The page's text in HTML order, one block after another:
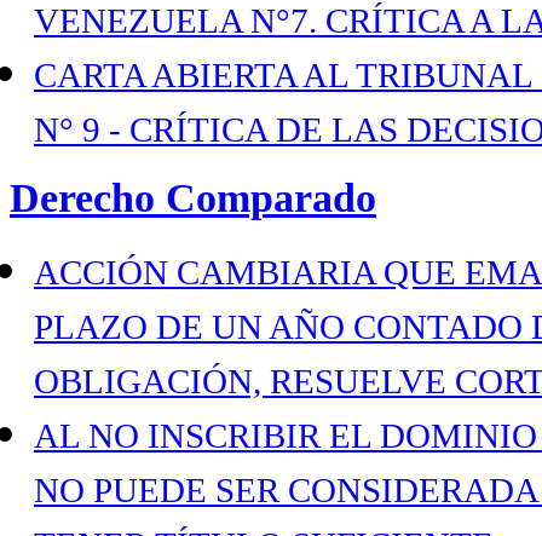
VENEZUELA N°7. CRÍTICA A
CARTA ABIERTA AL
N° 9 - CRÍTICA DE LAS
Derecho Comparado
ACCIÓN CAMBIARIA QUE
PLAZO DE UN AÑO
OBLIGACIÓN, RESUELVE
AL NO INSCRIBIR EL
NO PUEDE SER